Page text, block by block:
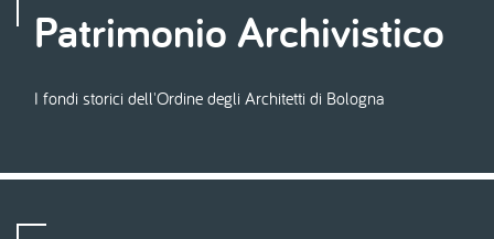
Patrimonio Archivistico
I fondi storici dell'Ordine degli Architetti di Bologna